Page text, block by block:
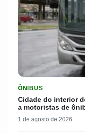
ÔNIBUS
Cidade do interior
a motoristas de
1 de agosto de 2026